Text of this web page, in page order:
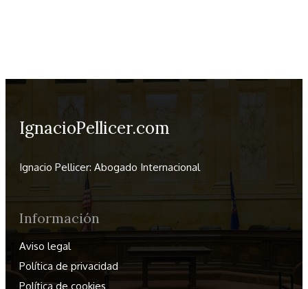
IgnacioPellicer.com
Ignacio Pellicer: Abogado Internacional
Información
Aviso legal
Política de privacidad
Política de cookies